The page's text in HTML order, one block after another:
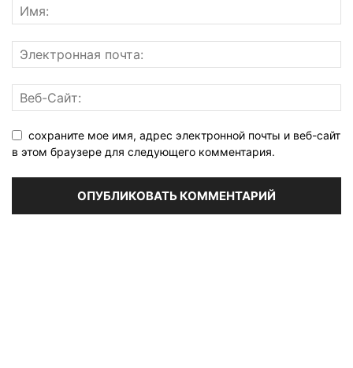
сохраните мое имя, адрес электронной почты и веб-сайт
в этом браузере для следующего комментария.